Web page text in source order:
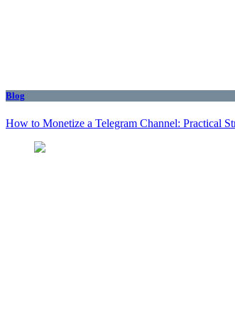
Blog
How to Monetize a Telegram Channel: Practical